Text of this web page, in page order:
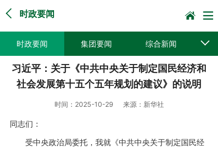
时政要闻
时政要闻 集团要闻 综合新闻
媒体聚焦 党建动态 普遍服务
习近平：关于《中共中央关于制定国民经济和
社会发展第十五个五年规划的建议》的说明
时间： 2025-10-29 来源： 新华社
同志们：
受中央政治局委托，我就《中共中央关于制定国民经